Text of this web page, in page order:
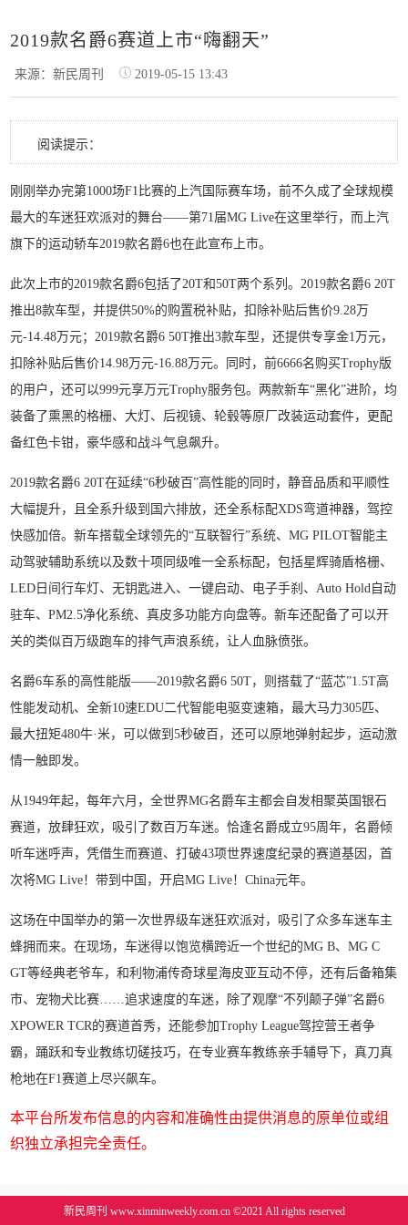
2019款名爵6赛道上市“嗨翻天”
来源：新民周刊 2019-05-15 13:43
阅读提示：
刚刚举办完第1000场F1比赛的上汽国际赛车场，前不久成了全球规模
最大的车迷狂欢派对的舞台——第71届MG Live在这里举行，而上汽
旗下的运动轿车2019款名爵6也在此宣布上市。
此次上市的2019款名爵6包括了20T和50T两个系列。2019款名爵6 20T
推出8款车型，并提供50%的购置税补贴，扣除补贴后售价9.28万
元-14.48万元；2019款名爵6 50T推出3款车型，还提供专享金1万元，
扣除补贴后售价14.98万元-16.88万元。同时，前6666名购买Trophy版
的用户，还可以999元享万元Trophy服务包。两款新车“黑化”进阶，均
装备了熏黑的格栅、大灯、后视镜、轮毂等原厂改装运动套件，更配
备红色卡钳，豪华感和战斗气息飙升。
2019款名爵6 20T在延续“6秒破百”高性能的同时，静音品质和平顺性
大幅提升，且全系升级到国六排放，还全系标配XDS弯道神器，驾控
快感加倍。新车搭载全球领先的“互联智行”系统、MG PILOT智能主
动驾驶辅助系统以及数十项同级唯一全系标配，包括星辉骑盾格栅、
LED日间行车灯、无钥匙进入、一键启动、电子手刹、Auto Hold自动
驻车、PM2.5净化系统、真皮多功能方向盘等。新车还配备了可以开
关的类似百万级跑车的排气声浪系统，让人血脉偾张。
名爵6车系的高性能版——2019款名爵6 50T，则搭载了“蓝芯”1.5T高
性能发动机、全新10速EDU二代智能电驱变速箱，最大马力305匹、
最大扭矩480牛·米，可以做到5秒破百，还可以原地弹射起步，运动激
情一触即发。
从1949年起，每年六月，全世界MG名爵车主都会自发相聚英国银石
赛道，放肆狂欢，吸引了数百万车迷。恰逢名爵成立95周年，名爵倾
听车迷呼声，凭借生而赛道、打破43项世界速度纪录的赛道基因，首
次将MG Live！带到中国，开启MG Live！China元年。
这场在中国举办的第一次世界级车迷狂欢派对，吸引了众多车迷车主
蜂拥而来。在现场，车迷得以饱览横跨近一个世纪的MG B、MG C
GT等经典老爷车，和利物浦传奇球星海皮亚互动不停，还有后备箱集
市、宠物犬比赛……追求速度的车迷，除了观摩“不列颠子弹”名爵6
XPOWER TCR的赛道首秀，还能参加Trophy League驾控营王者争
霸，踊跃和专业教练切磋技巧，在专业赛车教练亲手辅导下，真刀真
枪地在F1赛道上尽兴飙车。
本平台所发布信息的内容和准确性由提供消息的原单位或组
织独立承担完全责任。
新民周刊 www.xinminweekly.com.cn ©2021 All rights reserved